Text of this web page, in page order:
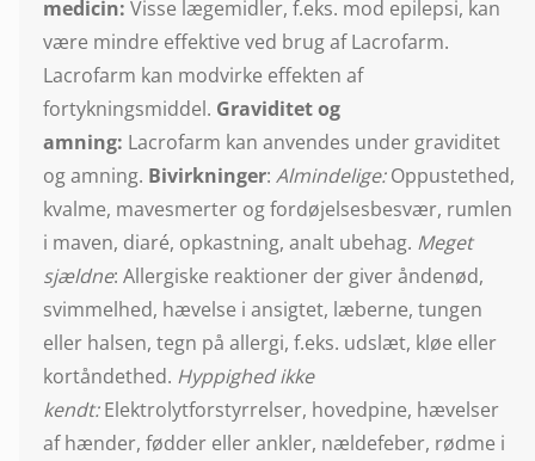
medicin: Visse lægemidler, f.eks. mod epilepsi, kan
være mindre effektive ved brug af Lacrofarm.
Lacrofarm kan modvirke effekten af
fortykningsmiddel. Graviditet og
amning: Lacrofarm kan anvendes under graviditet
og amning. Bivirkninger: Almindelige:Oppustethed,
kvalme, mavesmerter og fordøjelsesbesvær, rumlen
i maven, diaré, opkastning, analt ubehag. Meget
sjældne: Allergiske reaktioner der giver åndenød,
svimmelhed, hævelse i ansigtet, læberne, tungen
eller halsen, tegn på allergi, f.eks. udslæt, kløe eller
kortåndethed. Hyppighed ikke
kendt:Elektrolytforstyrrelser, hovedpine, hævelser
af hænder, fødder eller ankler, nældefeber, rødme i